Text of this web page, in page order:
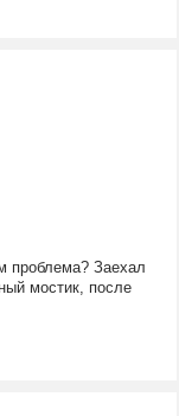
проблема? Заехал
мостик, после